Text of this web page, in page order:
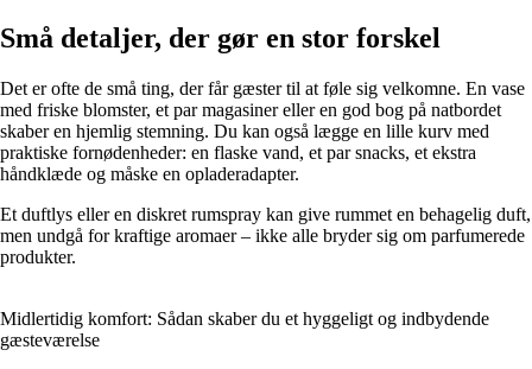
Små detaljer, der gør en stor forskel
Det er ofte de små ting, der får gæster til at føle sig velkomne. En vase
med friske blomster, et par magasiner eller en god bog på natbordet
skaber en hjemlig stemning. Du kan også lægge en lille kurv med
praktiske fornødenheder: en flaske vand, et par snacks, et ekstra
håndklæde og måske en opladeradapter.
Et duftlys eller en diskret rumspray kan give rummet en behagelig duft,
men undgå for kraftige aromaer – ikke alle bryder sig om parfumerede
produkter.
Midlertidig komfort: Sådan skaber du et hyggeligt og indbydende
gæsteværelse